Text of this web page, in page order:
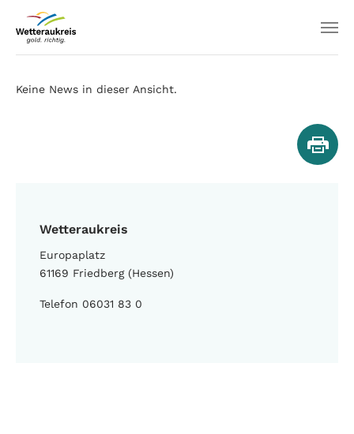
Wetteraukreis
Europaplatz
61169 Friedberg (Hessen)
Telefon 06031 83 0
Keine News in dieser Ansicht.